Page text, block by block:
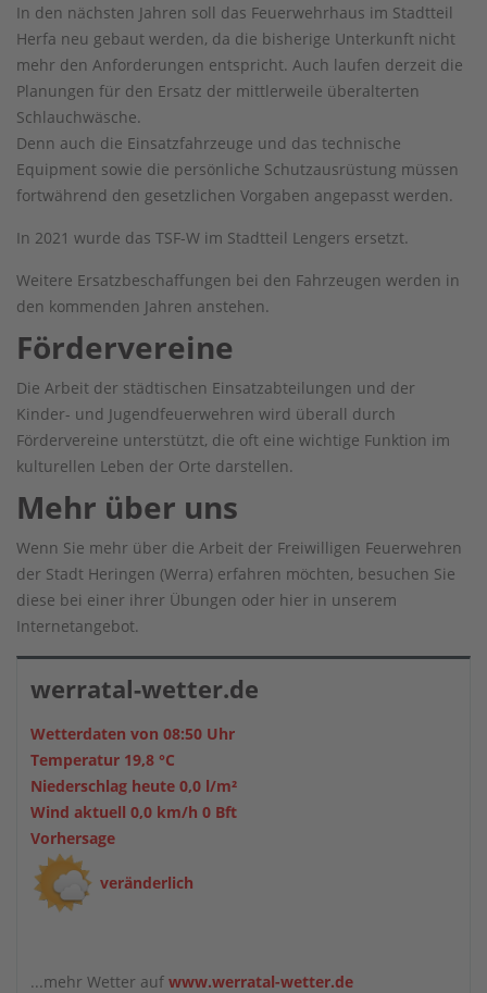
In den nächsten Jahren soll das Feuerwehrhaus im Stadtteil
Herfa neu gebaut werden, da die bisherige Unterkunft nicht
mehr den Anforderungen entspricht. Auch laufen derzeit die
Planungen für den Ersatz der mittlerweile überalterten
Schlauchwäsche.
Denn auch die Einsatzfahrzeuge und das technische
Equipment sowie die persönliche Schutzausrüstung müssen
fortwährend den gesetzlichen Vorgaben angepasst werden.
In 2021 wurde das TSF-W im Stadtteil Lengers ersetzt.
Weitere Ersatzbeschaffungen bei den Fahrzeugen werden in
den kommenden Jahren anstehen.
Fördervereine
Die Arbeit der städtischen Einsatzabteilungen und der
Kinder- und Jugendfeuerwehren wird überall durch
Fördervereine unterstützt, die oft eine wichtige Funktion im
kulturellen Leben der Orte darstellen.
Mehr über uns
Wenn Sie mehr über die Arbeit der Freiwilligen Feuerwehren
der Stadt Heringen (Werra) erfahren möchten, besuchen Sie
diese bei einer ihrer Übungen oder hier in unserem
Internetangebot.
werratal-wetter.de
Wetterdaten von 08:50 Uhr
Temperatur 19,8 °C
Niederschlag heute 0,0 l/m²
Wind aktuell 0,0 km/h 0 Bft
Vorhersage
veränderlich
...mehr Wetter auf www.werratal-wetter.de